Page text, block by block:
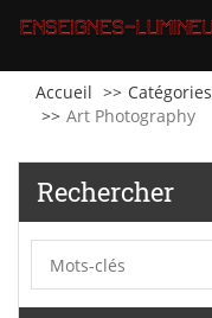
Accueil
Catégories
Art Photography
Rechercher